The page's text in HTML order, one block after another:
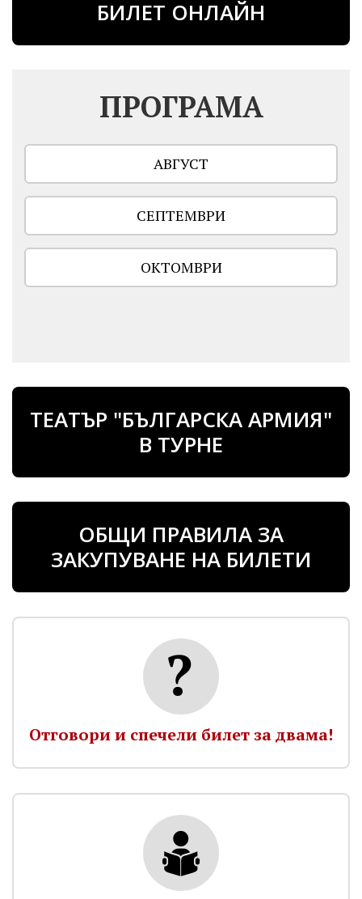
БИЛЕТ ОНЛАЙН
ПРОГРАМА
АВГУСТ
СЕПТЕМВРИ
ОКТОМВРИ
ТЕАТЪР "БЪЛГАРСКА АРМИЯ"
В ТУРНЕ
ОБЩИ ПРАВИЛА ЗА
ЗАКУПУВАНЕ НА БИЛЕТИ
Отговори и спечели билет за двама!